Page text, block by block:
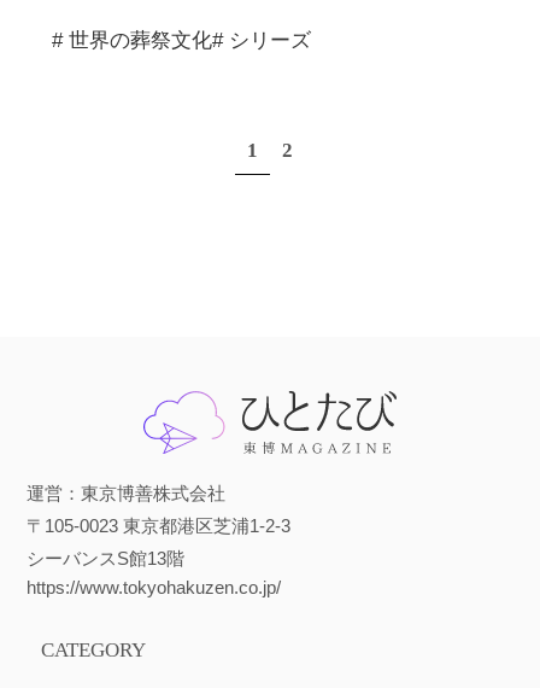
# 世界の葬祭文化# シリーズ
1 2
運営：東京博善株式会社
〒105-0023 東京都港区芝浦1-2-3
シーバンスS館13階
https://www.tokyohakuzen.co.jp/
CATEGORY